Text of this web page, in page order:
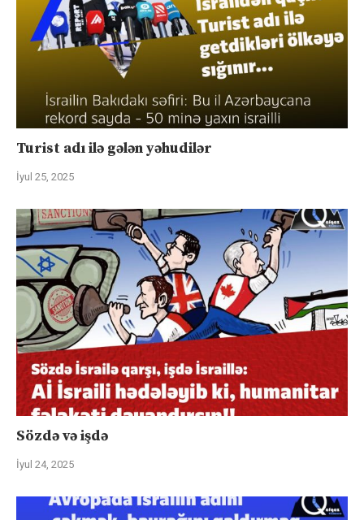
Turist adı ilə gələn yəhudilər
İyul 25, 2025
Sözdə və işdə
İyul 24, 2025